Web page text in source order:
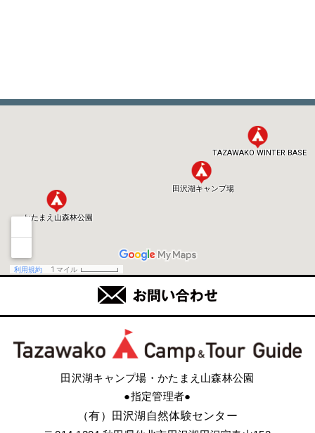
田沢湖キャンプ場・かたまえ山森林公園
●指定管理者●
（有）田沢湖自然体験センター